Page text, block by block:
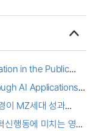
in the Public
인: 인도네시아
AI Applications :
Climate and
협업 강화: 윤리적
효과
이 MZ세대 성과
Organizational
행동에 미치는 영향